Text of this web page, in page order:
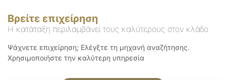
Βρείτε επιχείρηση
Η κατάταξη περιλαμβάνει τους καλύτερους στον κλάδο
Ψάχνετε επιχείρηση; Ελέγξτε τη μηχανή αναζήτησης.
Χρησιμοποιήστε την καλύτερη υπηρεσία